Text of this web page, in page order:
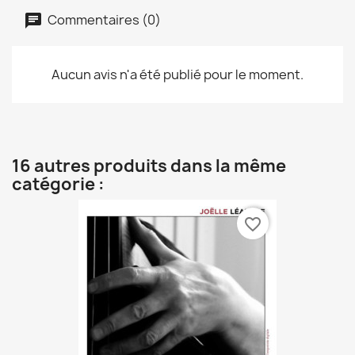
Commentaires (0)
Aucun avis n'a été publié pour le moment.
16 autres produits dans la même
catégorie :
favorite_border